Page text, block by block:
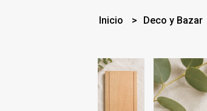
Inicio Deco y Bazar